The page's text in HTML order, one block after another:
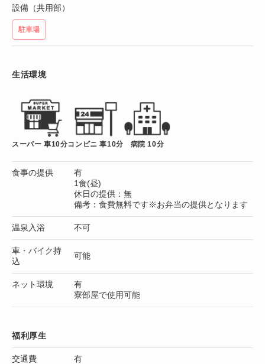
設備（共用部）
駐車場
生活環境
スーパー 車10分コンビニ 車10分 病院 10分
食事の提供
有
1食(昼)
休日の提供：無
備考：食費無料です※お弁当の提供となります
温泉入浴 不可
車・バイク持
込
可能
ネット環境
有
寮部屋で使用可能
福利厚生
交通費 有